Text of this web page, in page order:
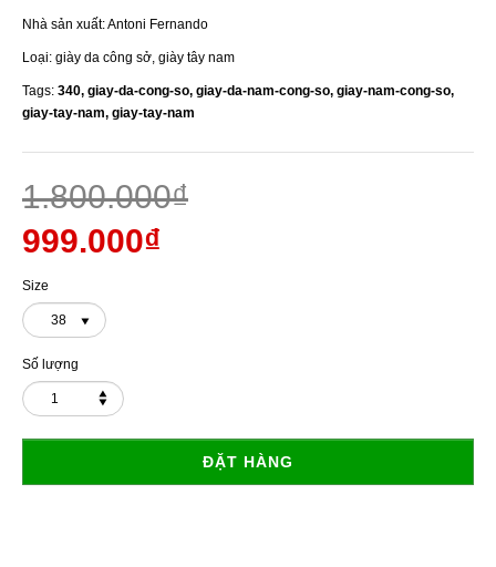
Nhà sản xuất:Antoni Fernando
Loại: giày da công sở, giày tây nam
Tags: 340, giay-da-cong-so, giay-da-nam-cong-so, giay-nam-cong-so,
giay-tay-nam, giay-tay-nam
1.800.000₫
999.000₫
Size
38
Số lượng
ĐẶT HÀNG